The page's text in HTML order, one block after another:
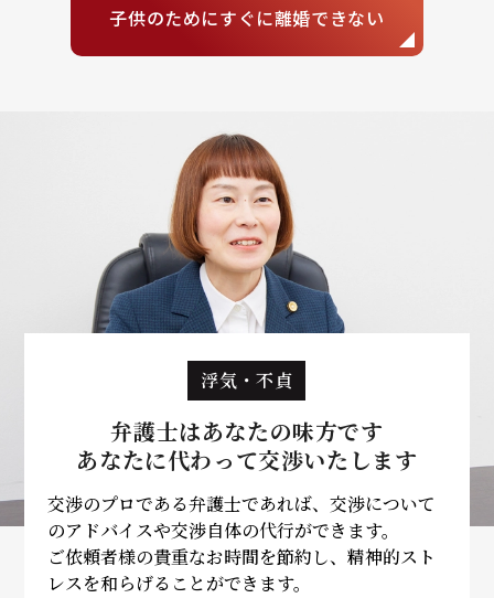
子供のためにすぐに離婚できない
浮気・不貞
弁護士はあなたの味方です
あなたに代わって交渉いたします
交渉のプロである弁護士であれば、交渉について
のアドバイスや交渉自体の代行ができます。
ご依頼者様の貴重なお時間を節約し、精神的スト
レスを和らげることができます。